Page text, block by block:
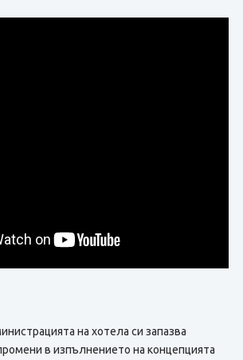
на хотела си запазва
в изпълнението на концепцията